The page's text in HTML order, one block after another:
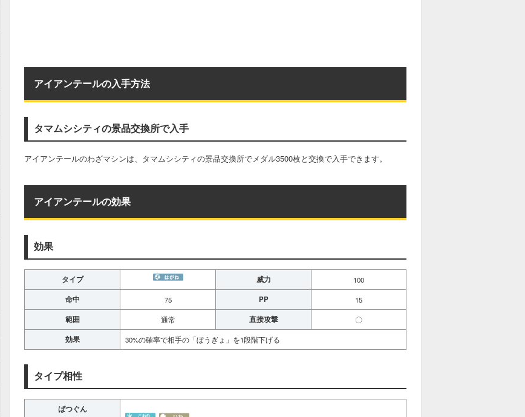
アイアンテールの入手方法
タマムシシティの景品交換所で入手
アイアンテールのわざマシンは、タマムシシティの景品交換所でメダル3500枚と交換で入手できます。
アイアンテールの効果
効果
タイプ 威力 100
命中 75 PP 15
範囲 通常 直接攻撃 〇
効果 30%の確率で相手の「ぼうぎょ」を1段階下げる
タイプ相性
ばつぐん